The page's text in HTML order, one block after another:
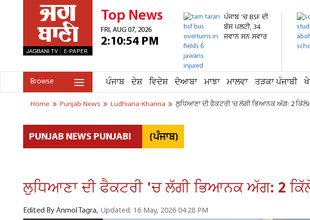
Top News
FRI, AUG 07, 2026
2:10:54 PM
ਪੰਜਾਬ 'ਚ BSF ਦੀ
ਬੱਸ ਪਲਟੀ, 34
ਜਵਾਨ ਸਨ ਸਵਾਰ
Browse ਪੰਜਾਬ ਦੇਸ਼ ਵਿਦੇਸ਼ ਦੋਆਬਾ ਮਾਝਾ ਮਾਲਵਾ ਤੜਕਾ ਪੰਜਾਬੀ
Home Punjab News Ludhiana-Khanna ਲੁਧਿਆਣਾ ਦੀ ਫੈਕਟਰੀ 'ਚ ਲੱਗੀ ਭਿਆਨਕ ਅੱਗ: 2
PUNJAB NEWS PUNJABI (ਪੰਜਾਬ)
ਲੁਧਿਆਣਾ ਦੀ ਫੈਕਟਰੀ 'ਚ ਲੱਗੀ ਭਿਆਨਕ ਅੱਗ: 2
Edited By Anmol Tagra, Updated: 16 May, 2026 04:28 PM